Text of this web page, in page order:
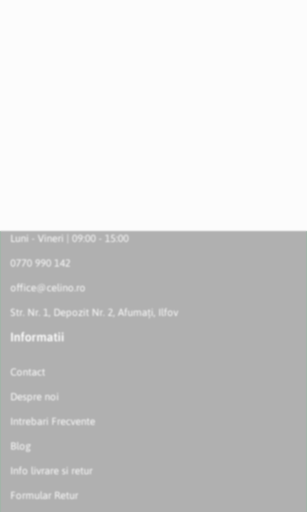
Luni - Vineri | 09:00 - 15:00
0770 990 142
office@celino.ro
Str. Nr. 1, Depozit Nr. 2, Afumați, Ilfov
Informatii
Contact
Despre noi
Intrebari Frecvente
Blog
Info livrare si retur
Formular Retur